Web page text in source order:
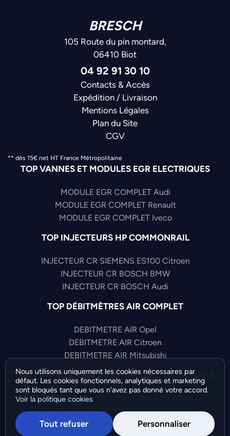
BRESCH
105 Route du pin montard,
06410 Biot
04 92 91 30 10
Contacts & Accès
Expédition / Livraison
Mentions Légales
Plan du Site
CGV
** dès 15€ net HT France Métropolitaine
TOP VANNES ET MODULES EGR ELECTRIQUES
MODULE EGR COMPLET Audi
MODULE EGR COMPLET Renault
MODULE EGR COMPLET Iveco
TOP INJECTEURS HP COMMONRAIL
INJECTEUR CR SIEMENS ES100 Citroen
INJECTEUR CR BOSCH BMW
INJECTEUR CR BOSCH Audi
TOP DÉBITMÈTRES AIR COMPLET
DEBITMETRE AIR Opel
DEBITMETRE AIR Citroen
DEBITMETRE AIR Mitsubishi
TOP CAPTEURS HAUTE PRESSION COMMONRAIL
CAPTEUR PRESS COMMONRAIL Alfa-Romeo
CAPTEUR PRESS COMMONRAIL Iveco
CAPTEUR PRESS COMMONRAIL Audi
Nous utilisons uniquement les cookies nécessaires par
défaut. Les cookies fonctionnels, analytiques et marketing
sont bloqués tant que vous n'avez pas donné votre accord.
Voir la politique cookies
Tout refuser Personnaliser